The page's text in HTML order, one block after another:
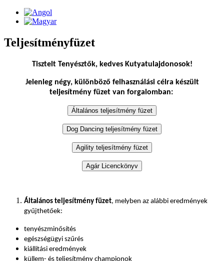
Teljesítményfüzet
Tisztelt Tenyésztők, kedves Kutyatulajdonosok!
Jelenleg négy, különböző felhasználási célra készült
teljesítmény füzet van forgalomban:
Általános teljesítmény füzet, melyben az alábbi eredmények
gyűjthetőek:
tenyészminősítés
egészségügyi szűrés
kiállítási eredmények
küllem- és teljesítmény championok